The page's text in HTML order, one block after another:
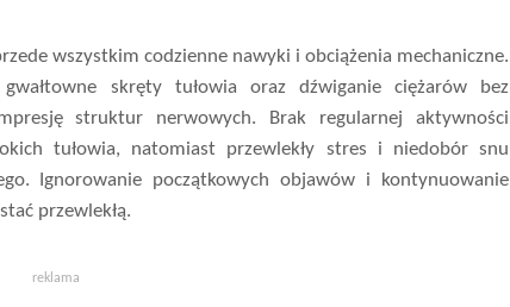
wszystkim codzienne nawyki i obciążenia mechaniczne.
skręty tułowia oraz dźwiganie ciężarów bez
struktur nerwowych. Brak regularnej aktywności
tułowia, natomiast przewlekły stres i niedobór snu
Ignorowanie początkowych objawów i kontynuowanie
przewlekłą.
reklama